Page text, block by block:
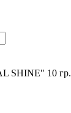
SHINE" 10 гр.